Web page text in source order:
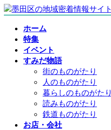
コ
ナ
ホーム
特集
イベント
すみだ物語
街のものがたり
人のものがたり
暮らしのものがたり
読みものがたり
鉄道ものがたり
お店・会社